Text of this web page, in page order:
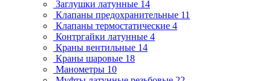
Заглушки латунные 14
Клапаны предохранительные 11
Клапаны термостатические 4
Контргайки латунные 4
Краны вентильные 14
Краны шаровые 18
Манометры 10